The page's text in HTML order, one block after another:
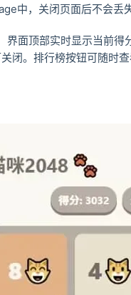
中，关闭页面后不会丢失
界面顶部实时显示当前得
闭。排行榜按钮可随时